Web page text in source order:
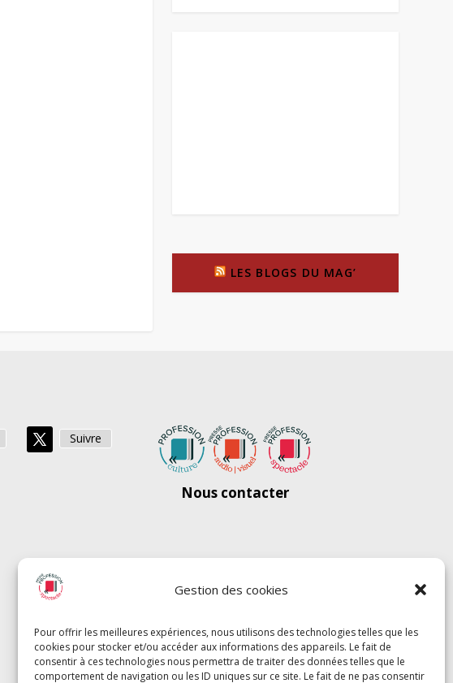
Gestion des cookies
Pour offrir les meilleures expériences, nous utilisons des technologies telles que les
cookies pour stocker et/ou accéder aux informations des appareils. Le fait de
consentir à ces technologies nous permettra de traiter des données telles que le
comportement de navigation ou les ID uniques sur ce site. Le fait de ne pas consentir
LES BLOGS DU MAG’
Suivre
Nous contacter